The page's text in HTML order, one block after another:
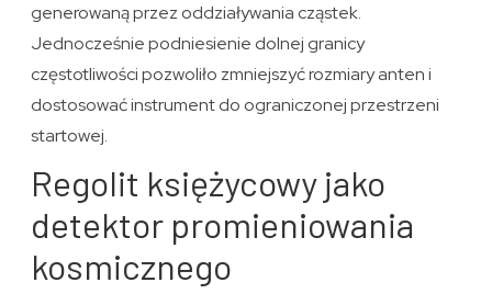
generowaną przez oddziaływania cząstek.
Jednocześnie podniesienie dolnej granicy
częstotliwości pozwoliło zmniejszyć rozmiary anten i
dostosować instrument do ograniczonej przestrzeni
startowej.
Regolit księżycowy jako
detektor promieniowania
kosmicznego